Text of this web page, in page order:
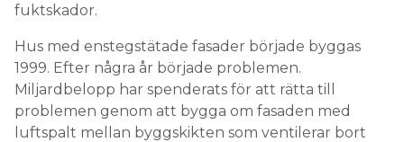
fuktskador.
Hus med enstegstätade fasader började byggas
1999. Efter några år började problemen.
Miljardbelopp har spenderats för att rätta till
problemen genom att bygga om fasaden med
luftspalt mellan byggskikten som ventilerar bort